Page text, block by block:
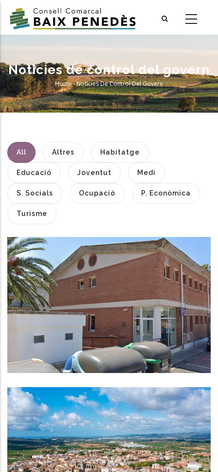
main
Notícies de control del govern
Breadcrumb
Home-Notícies De Control Del Govern
All Altres Habitatge
Educació Joventut Medi
S. Socials Ocupació P. Econòmica
Turisme
Visita Virtual A La Seu De L'Arxiu
Comarcal Del Baix Penedès
Altres
El Baix Penedès Presenta Més
D'un Centenar D'al·legacions A
L'avantprojecte Del Pla Territorial
Parcial Del Penedès